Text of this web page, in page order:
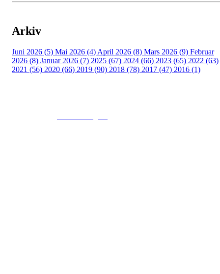
Arkiv
Juni 2026 (5) Mai 2026 (4) April 2026 (8) Mars 2026 (9) Februar
2026 (8) Januar 2026 (7) 2025 (67) 2024 (66) 2023 (65) 2022 (63)
2021 (56) 2020 (66) 2019 (90) 2018 (78) 2017 (47) 2016 (1)